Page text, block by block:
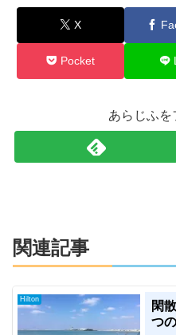
X
Pocket
あらじふを
関連記事
Hilton
閑
つ